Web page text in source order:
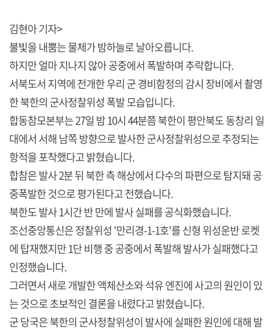
김현아 기자>
불빛을 내뿜는 물체가 밤하늘로 날아오릅니다.
하지만 얼마 지나지 않아 공중에서 폭발하며 추락합니다.
서북도서 지역에 전개한 우리 군 경비함정의 감시 장비에서 촬영
한 북한의 군사정찰위성 폭발 모습입니다.
합동참모본부는 27일 밤 10시 44분쯤 북한이 평안북도 동창리 일
대에서 서해 남쪽 방향으로 발사한 군사정찰위성으로 추정되는
항적을 포착했다고 밝혔습니다.
합참은 발사 2분 뒤 북한 측 해상에서 다수의 파편으로 탐지돼 공
중폭발한 것으로 평가된다고 전했습니다.
북한도 발사 1시간 반 만에 발사 실패를 공식화했습니다.
조선중앙통신은 정찰위성 '만리경-1-1호'를 신형 위성운반 로켓
에 탑재했지만 1단 비행 중 공중에서 폭발해 발사가 실패했다고
인정했습니다.
그러면서 새로 개발한 액체산소와 석유 엔진에 사고의 원인이 있
는 것으로 초보적인 결론을 내렸다고 밝혔습니다.
군 당국은 북한의 군사정찰위성이 발사에 실패한 원인에 대해 발